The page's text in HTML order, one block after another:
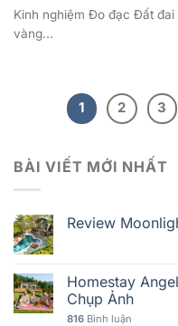
Kinh nghiệm Đo đạc Đất đai
vàng...
1 2 3
BÀI VIẾT MỚI NHẤT
Review
Homestay
Chụp Ảnh
816 Bình luận